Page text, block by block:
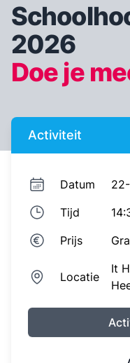
2026
Doe je
Activiteit
Datum
Tijd
Prijs
Locatie
It